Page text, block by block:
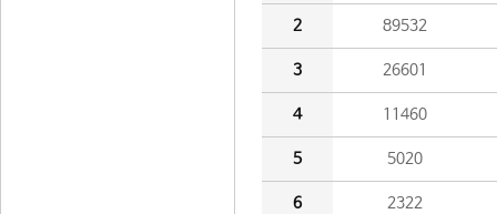
2 89532
3 26601
4 11460
5 5020
6 2322